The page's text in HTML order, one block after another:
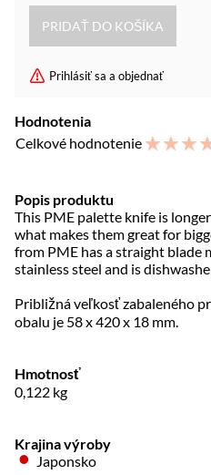
Prihlásiť sa a objednať
Hodnotenia
Celkové hodnotenie ☆☆☆
Popis produktu
This PME palette knife is
what makes them great for
from PME has a straight blade
stainless steel and is
Približná veľkosť zabaleného
obalu je 58 x 420 x 18 mm.
Hmotnosť
0,122 kg
Krajina výroby
Japonsko